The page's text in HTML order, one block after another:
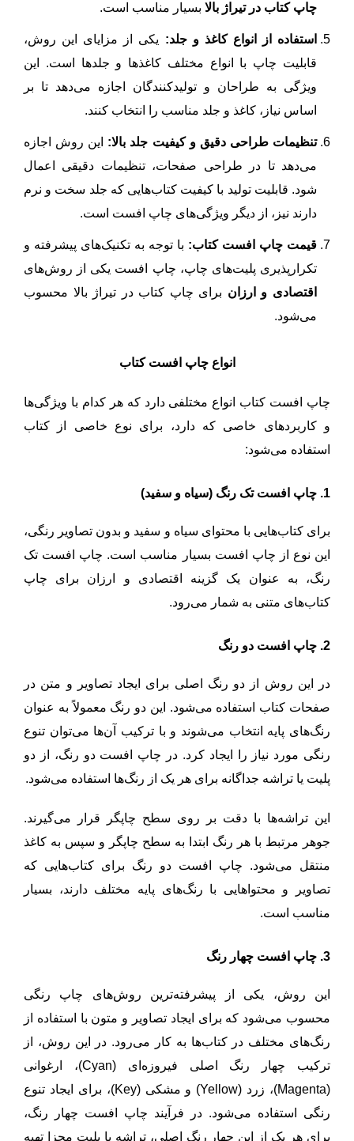
چاپ کتاب در تیراژ بالا بسیار مناسب است.
استفاده از انواع کاغذ و جلد: یکی از مزایای این روش،
قابلیت چاپ با انواع مختلف کاغذها و جلدها است. این
ویژگی به طراحان و تولیدکنندگان اجازه می‌دهد تا بر
اساس نیاز، کاغذ و جلد مناسب را انتخاب کنند.
تنظیمات طراحی دقیق و کیفیت جلد بالا: این روش اجازه
می‌دهد تا در طراحی صفحات، تنظیمات دقیقی اعمال
شود. قابلیت تولید با کیفیت کتاب‌هایی که جلد سخت و نرم
دارند نیز، از دیگر ویژگی‌های چاپ افست است.
قیمت چاپ افست کتاب: با توجه به تکنیک‌های پیشرفته و
تکرارپذیری پلیت‌های چاپ، چاپ افست یکی از روش‌های
اقتصادی و ارزان برای چاپ کتاب در تیراژ بالا محسوب
می‌شود.
انواع چاپ افست کتاب
چاپ افست کتاب انواع مختلفی دارد که هر کدام با ویژگی‌ها
و کاربردهای خاصی که دارد، برای نوع خاصی از کتاب
استفاده می‌شود:
1. چاپ افست تک رنگ (سیاه و سفید)
برای کتاب‌هایی با محتوای سیاه و سفید و بدون تصاویر رنگی،
این نوع از چاپ افست بسیار مناسب است. چاپ افست تک
رنگ، به عنوان یک گزینه اقتصادی و ارزان برای چاپ
کتاب‌های متنی به شمار می‌رود.
2. چاپ افست دو رنگ
در این روش از دو رنگ اصلی برای ایجاد تصاویر و متن در
صفحات کتاب استفاده می‌شود. این دو رنگ معمولاً به عنوان
رنگ‌های پایه انتخاب می‌شوند و با ترکیب آن‌ها می‌توان تنوع
رنگی مورد نیاز را ایجاد کرد. در چاپ افست دو رنگ، از دو
پلیت یا تراشه جداگانه برای هر یک از رنگ‌ها استفاده می‌شود.
این تراشه‌ها با دقت بر روی سطح چاپگر قرار می‌گیرند.
جوهر مرتبط با هر رنگ ابتدا به سطح چاپگر و سپس به کاغذ
منتقل می‌شود. چاپ افست دو رنگ برای کتاب‌هایی که
تصاویر و محتواهایی با رنگ‌های پایه مختلف دارند، بسیار
مناسب است.
3. چاپ افست چهار رنگ
این روش، یکی از پیشرفته‌ترین روش‌های چاپ رنگی
محسوب می‌شود که برای ایجاد تصاویر و متون با استفاده از
رنگ‌های مختلف در کتاب‌ها به کار می‌رود. در این روش، از
ترکیب چهار رنگ اصلی فیروزه‌ای (Cyan)، ارغوانی
(Magenta)، زرد (Yellow) و مشکی (Key)، برای ایجاد تنوع
رنگی استفاده می‌شود. در فرآیند چاپ افست چهار رنگ،
برای هر یک از این چهار رنگ اصلی، تراشه یا پلیت مجزا تهیه